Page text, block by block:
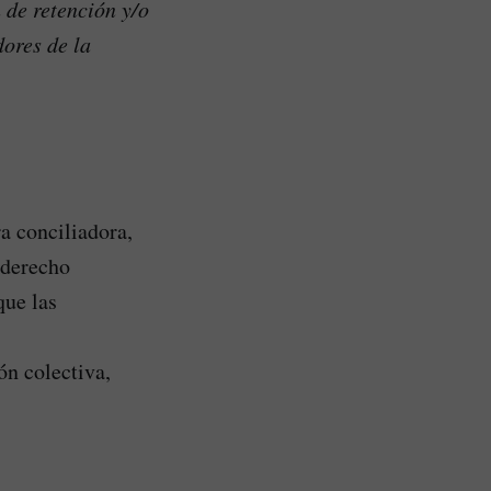
retención y/o
de la
conciliadora,
las
colectiva,